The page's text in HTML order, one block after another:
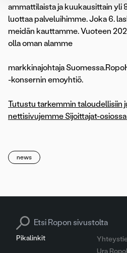
ammattilaista ja kuukausittain
luottaa palveluihimme. Joka 6.
meidän kauttamme. Vuoteen
olla oman alamme
markkinajohtaja
-konsernin emoyhtiö.
Tutustu tarkemmin taloudellisiin
nettisivujemme Sijoittajat-osiossa
news
Pikalinkit
Search for: